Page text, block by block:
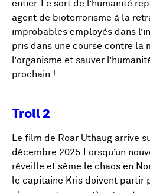
entier. Le sort de l’humanité
agent de bioterrorisme à la
improbables employés dans
pris dans une course contre la
l’organisme et sauver
prochain !
Troll 2
Le film de Roar Uthaug arrive
décembre 2025.Lorsqu’un
réveille et sème le chaos en
le capitaine Kris doivent partir